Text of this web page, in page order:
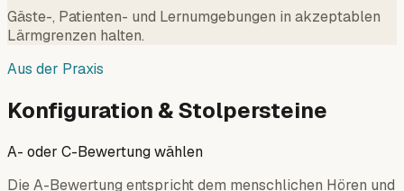
Gäste-, Patienten- und Lernumgebungen in akzeptablen
Lärmgrenzen halten.
Aus der Praxis
Konfiguration & Stolpersteine
A- oder C-Bewertung wählen
Die A-Bewertung entspricht dem menschlichen Hören und